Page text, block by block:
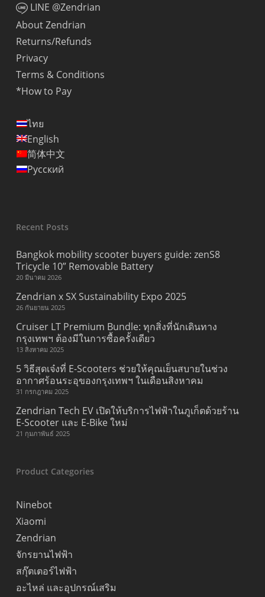
LINE @Zendrian
About Zendrian
Returns/Refunds
Privacy
Terms & Conditions
*How to Pay
ไทย
English
简体中文
Русский
Recent Posts
Bangkok mobility scooter buyers guide: zenS8
Tricycle 10” Removable Battery
20 มีนาคม 2026
Zendrian x SX Sustainability Expo 2025
26 กันยายน 2025
Cruiser LT Premium Bundle: ทุกสิ่งที่นักเดินทาง
กรุงเทพฯ ต้องมีในการซื้อครั้งเดียว
13 สิงหาคม 2025
5 วิธีสุดเจ๋งที่ E-Scooters ช่วยให้คุณเย็นสบายในช่วง
อากาศร้อนระอุของกรุงเทพฯ ในเดือนสิงหาคม
31 กรกฎาคม 2025
Zendrian Tech EV เปิดให้บริการไฟฟ้าในภูเก็ตด้วยร้าน
E-Scooter และ E-Bike ใหม่
21 กุมภาพันธ์ 2025
Product Categories
Ninebot
Xiaomi
Zendrian
จักรยานไฟฟ้า
สกุ๊ตเตอร์ไฟฟ้า
อะไหล่ และอุปกรณ์เสริม